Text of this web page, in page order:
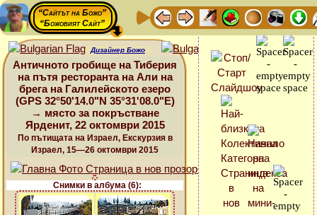
“Сайтът на Божо”
“Божовият Сайт”
Дизайнер Божо
Античното гробище на Тиберия
на пътя ресторанта на Али на
брега на Галилейското езеро
(GPS 32°50'14.0"N 35°31'08.0"E)
→ място за покръстване
Ярденит, 22 октомври 2015
По пътищата на Израел, Екскурзия в
Израел, 15—26 октомври 2015
Снимки в албума (6):